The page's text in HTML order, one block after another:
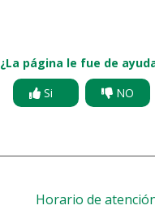
¿La página le fue de
Si
NO
Horario de